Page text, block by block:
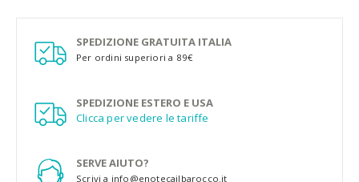
SPEDIZIONE GRATUITA ITALIA
Per ordini superiori a 89€
SPEDIZIONE ESTERO E USA
Clicca per vedere le tariffe
SERVE AIUTO?
Scrivi a info@enotecailbarocco.it